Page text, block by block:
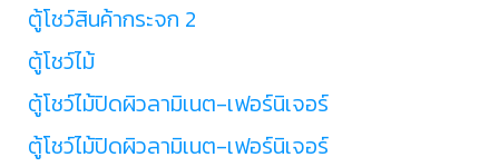
ตู้โชว์สินค้ากระจก 2
ตู้โชว์ไม้
ตู้โชว์ไม้ปิดผิวลามิเนต-เฟอร์นิเจอร์
ตู้โชว์ไม้ปิดผิวลามิเนต-เฟอร์นิเจอร์